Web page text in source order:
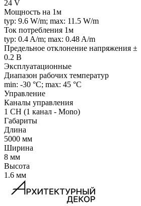
24 V
Мощность на 1м
typ: 9.6 W/m; max: 11.5 W/m
Ток потребления 1м
typ: 0.4 A/m; max: 0.48 A/m
Предельное отклонение напряжения ±
0.2 В
Эксплуатационные
Диапазон рабочих температур
min: -30 °C; max: 45 °C
Управление
Каналы управления
1 CH (1 канал - Mono)
Габариты
Длина
5000 мм
Ширина
8 мм
Высота
1.6 мм